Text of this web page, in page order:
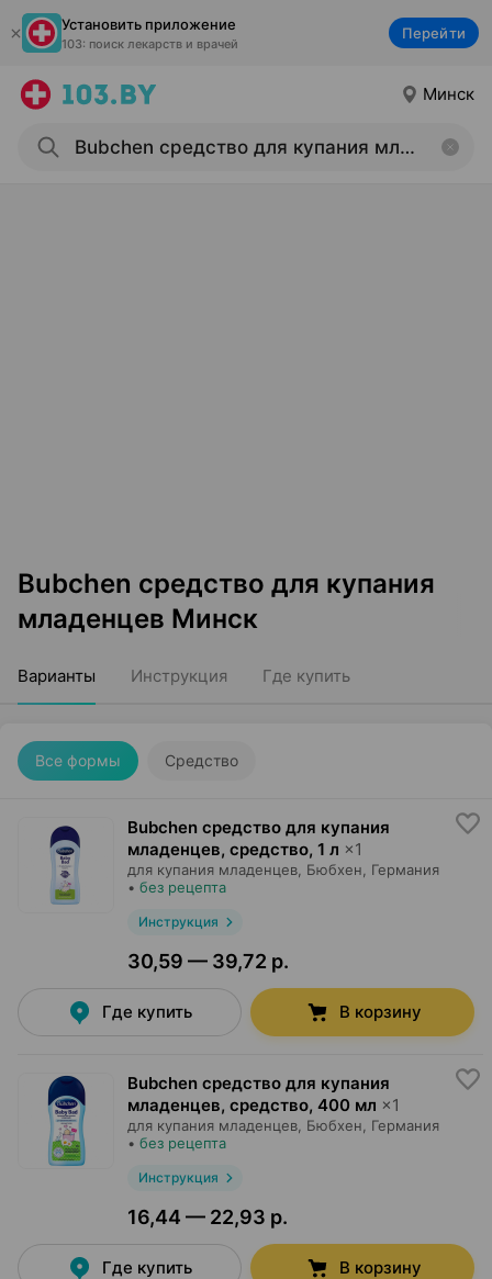
Установить приложение
103: поиск лекарств и врачей
Перейти
Минск
Bubchen средство для купания
младенцев Минск
Варианты Инструкция Где купить
Все формы Средство
Bubchen средство для купания
младенцев, средство, 1 л ×1
для купания младенцев, Бюбхен , Германия
• без рецепта
Инструкция
30,59 — 39,72 р.
Где купить В корзину
Bubchen средство для купания
младенцев, средство, 400 мл ×1
для купания младенцев, Бюбхен , Германия
• без рецепта
Инструкция
16,44 — 22,93 р.
Где купить В корзину